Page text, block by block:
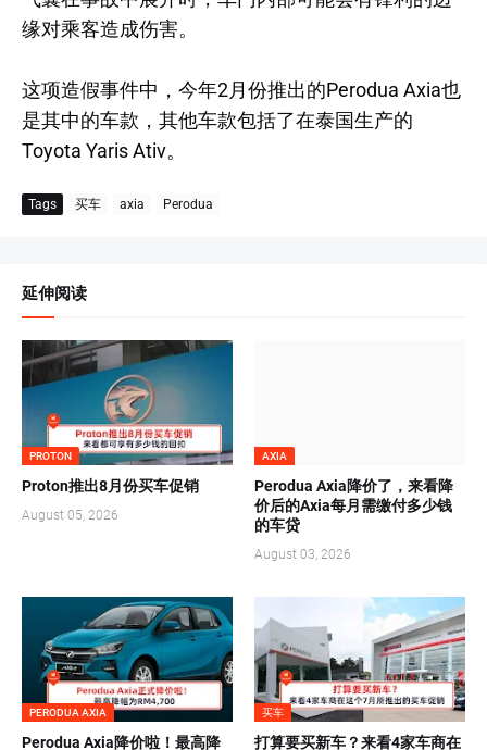
缘对乘客造成伤害。
这项造假事件中，今年2月份推出的Perodua Axia也
是其中的车款，其他车款包括了在泰国生产的
Toyota Yaris Ativ。
Tags 买车 axia Perodua
延伸阅读
PROTON
Proton推出8月份买车促销
August 05, 2026
AXIA
Perodua Axia降价了，来看降
价后的Axia每月需缴付多少钱
的车贷
August 03, 2026
PERODUA AXIA
Perodua Axia降价啦！最高降
买车
打算要买新车？来看4家车商在